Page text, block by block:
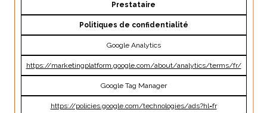
Prestataire
Politiques de confidentialité
Google Analytics
https://marketingplatform.google.com/about/analytics/terms/fr/
Google Tag Manager
https://policies.google.com/technologies/ads?hl=fr